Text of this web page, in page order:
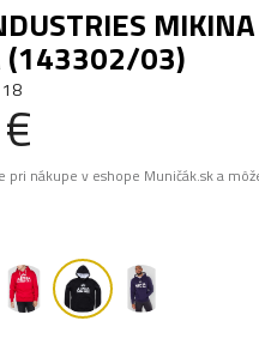
(143302/03)
pri nákupe v eshope Muničák.sk a